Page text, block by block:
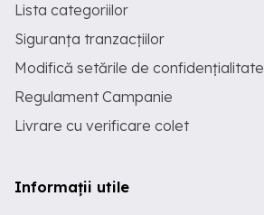
Lista categoriilor
Siguranța tranzacțiilor
Modifică setările de confidențialitate
Regulament Campanie
Livrare cu verificare colet
Informații utile